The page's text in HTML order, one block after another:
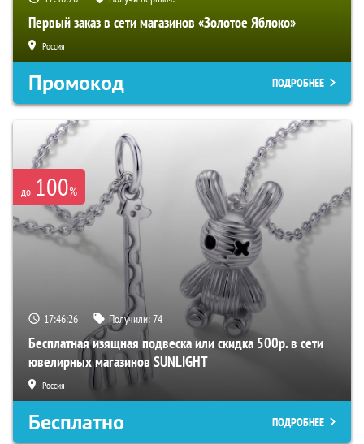
Первый заказ в сети магазинов «Золотое Яблоко»
Россия
Промокод ПОДРОБНЕЕ
до 100%
17:46:25 Получили:74
Бесплатная изящная подвеска или скидка 500р. в сети
ювелирных магазинов SUNLIGHT
Россия
Бесплатно ПОДРОБНЕЕ